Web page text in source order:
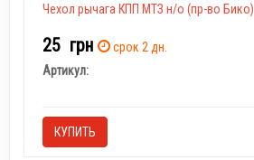
Чехол рычага КПП МТЗ н/о (пр-во Бико)
25 грн
срок 2 дн.
Артикул:
КУПИТЬ